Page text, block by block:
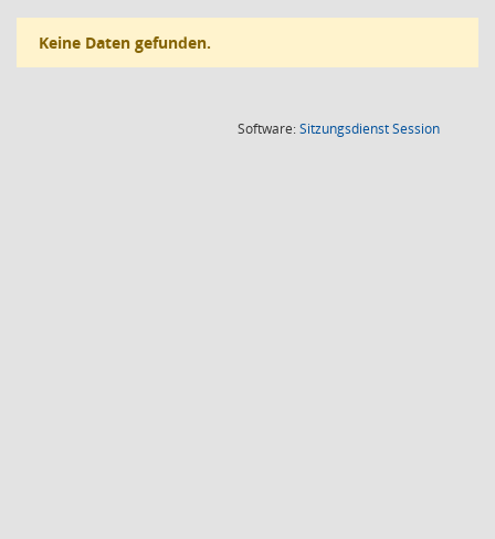
Keine Daten gefunden.
Software:SitzungsdienstSession(Wird in